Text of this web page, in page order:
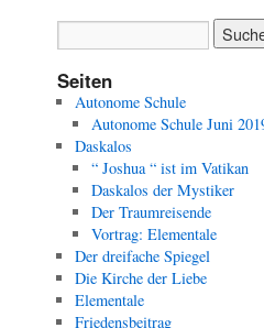
Seiten
Autonome Schule
Autonome Schule Juni
Daskalos
“ Joshua “ ist im Vatikan
Daskalos der Mystiker
Der Traumreisende
Vortrag: Elementale
Der dreifache Spiegel
Die Kirche der Liebe
Elementale
Friedensbeitrag